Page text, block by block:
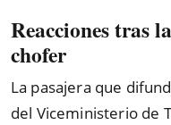
Reacciones tras
chofer
La pasajera que
del Viceministerio de